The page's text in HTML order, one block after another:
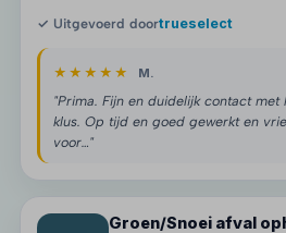
✓ Uitgevoerd doortrueselect
★★★★★ M.
"Prima. Fijn en duidelijk contact
klus. Op tijd en goed gewerkt en
voor…"
Groen/Snoei afval